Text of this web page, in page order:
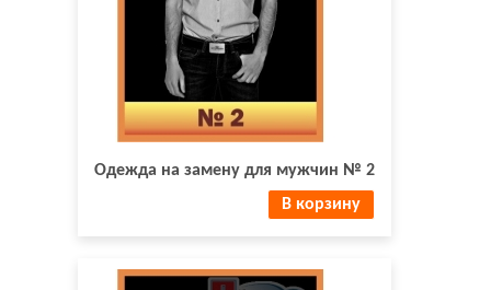
Одежда на замену для мужчин № 2
В корзину